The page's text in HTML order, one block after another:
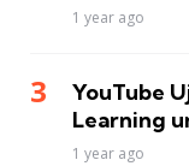
1 year ago
YouTube
Learning
1 year ago